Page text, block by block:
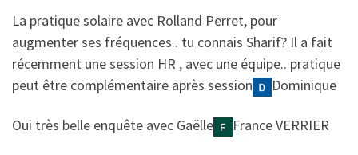
​​La pratique solaire avec Rolland Perret, pour
augmenter ses fréquences.. tu connais Sharif? Il a fait
récemment une session HR , avec une équipe.. pratique
peut être complémentaire après session
Dominique
​​Oui très belle enquête avec Gaëlle France VERRIER